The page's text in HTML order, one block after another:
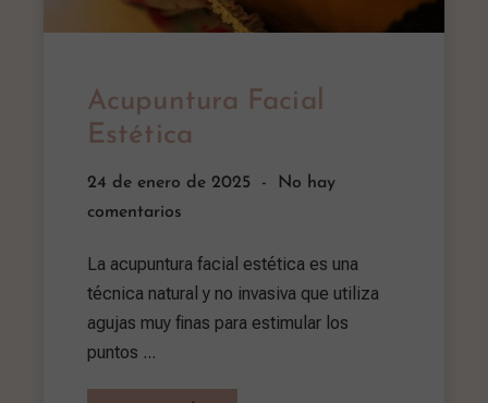
Acupuntura Facial
Estética
24 de enero de 2025
No hay
comentarios
La acupuntura facial estética es una
técnica natural y no invasiva que utiliza
agujas muy finas para estimular los
puntos ...